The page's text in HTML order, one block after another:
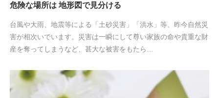
危険な場所は 地形図で見分ける
台風や大雨、地震等による「土砂災害」「洪水」等、昨今自然災
害が相次いでいます。災害は一瞬にして尊い家族の命や貴重な財
産を奪ってしまうなど、甚大な被害をもたら…